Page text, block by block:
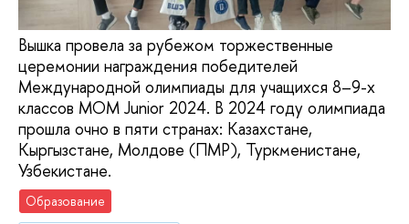
Вышка провела за рубежом торжественные
церемонии награждения победителей
Международной олимпиады для учащихся 8–9-х
классов МОМ Junior 2024. В 2024 году олимпиада
прошла очно в пяти странах: Казахстане,
Кыргызстане, Молдове (ПМР), Туркменистане,
Узбекистане.
Образование